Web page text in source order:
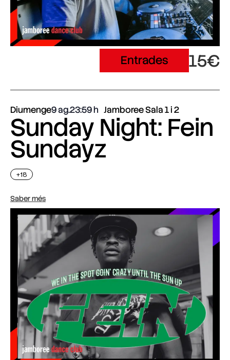
Entrades 15€
Diumenge9 ag.23:59 Jamboree Sala 1 i 2
Sunday Night: Fein
Sundayz
+18
Saber més